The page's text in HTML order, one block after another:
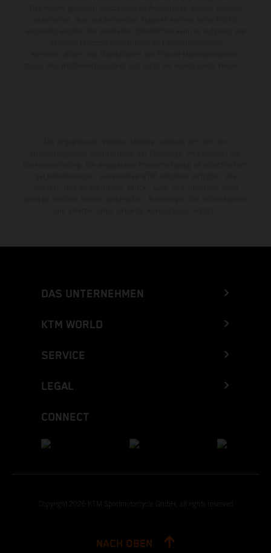
DAS UNTERNEHMEN
KTM WORLD
SERVICE
LEGAL
CONNECT
Copyright 2026 KTM Sportmotorcycle GmbH, all rights reserved
NACH OBEN